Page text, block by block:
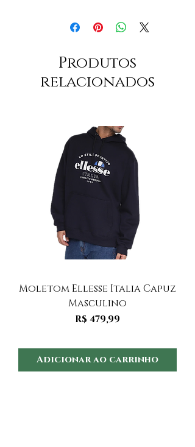
Produtos
relacionados
Moletom Ellesse Italia Capuz
Masculino
Preço
R$ 479,99
Adicionar ao carrinho